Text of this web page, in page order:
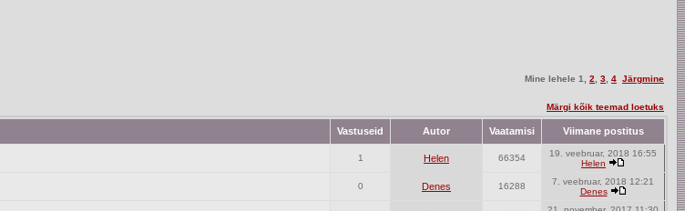
Mine lehele 1 2 3 4 Järgmine
Märgi kõik teemad loetuks
Vastuseid Autor Vaatamisi Viimane postitus
1 Helen 66354
19. veebruar, 2018 16:55
Helen
0 Denes 16288
7. veebruar, 2018 12:21
Denes